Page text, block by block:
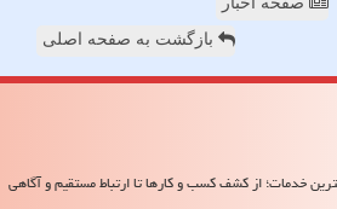
بازگشت به صفحه اصلی
خدمات؛ از کشف کسب و کارها تا ارتباط مستقیم و آگاهی